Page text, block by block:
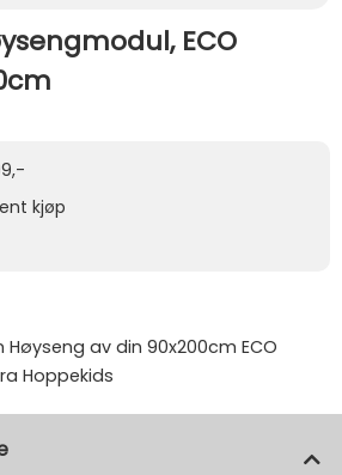
ECO
kjøp
av din 90x200cm ECO
Hoppekids